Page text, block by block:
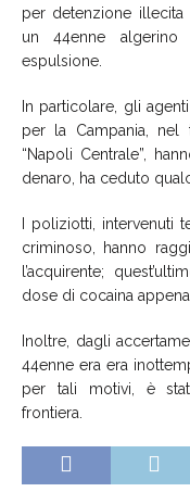
per detenzione illecita
un 44enne
espulsione.
In particolare, gli
per la Campania, nel
“Napoli Centrale”,
denaro, ha ceduto
I poliziotti, intervenuti
criminoso, hanno
l’acquirente;
dose di cocaina
Inoltre, dagli
44enne era era
per tali motivi, è
frontiera.